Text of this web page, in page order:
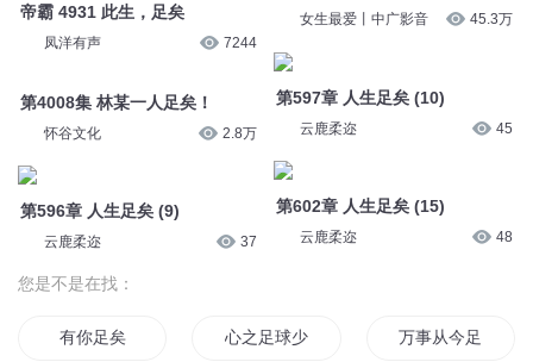
帝霸 4931 此生，足矣
凤洋有声 7244
第4008集 林某一人足矣！
怀谷文化 2.8万
第596章 人生足矣 (9)
云鹿柔迩 37
女生最爱丨中广影音 45.3万
第597章 人生足矣 (10)
云鹿柔迩 45
第602章 人生足矣 (15)
云鹿柔迩 48
您是不是在找：
有你足矣 心之足球少年 万事从今足